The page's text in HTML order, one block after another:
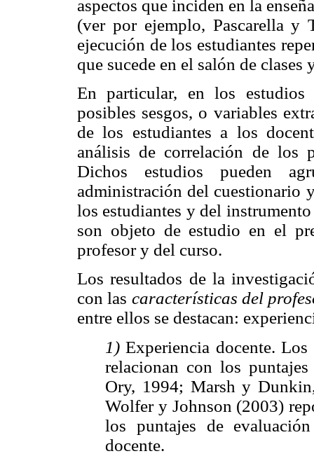
aspectos que inciden en la
(ver por ejemplo, Pascarella y
ejecución de los estudiantes
que sucede en el salón de
En particular, en los
posibles sesgos, o variables
de los estudiantes a los
análisis de correlación de los
Dichos estudios pueden
administración del cuestionario
los estudiantes y del
son objeto de estudio en el
profesor y del curso.
Los resultados de la
con las características del
entre ellos se destacan:
1) Experiencia docente.
relacionan con los
Ory, 1994; Marsh y
Wolfer y Johnson (2003)
los puntajes de
docente.